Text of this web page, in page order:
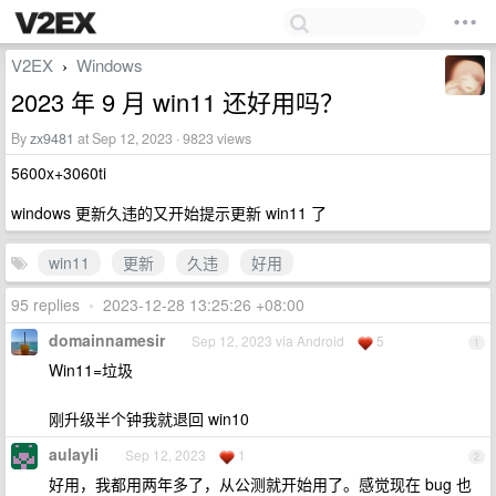
V2EX › Windows
2023 年 9 月 win11 还好用吗？
Byzx9481 at Sep 12, 2023 · 9823 views
5600x+3060ti
windows 更新久违的又开始提示更新 win11 了
win11 更新 久违
好用
95 replies • 2023-12-28 13:25:26 +08:00
1
domainnamesir Sep 12, 2023 via Android 5
Win11=垃圾
刚升级半个钟我就退回 win10
2
aulayli Sep 12, 2023 1
好用，我都用两年多了，从公测就开始用了。感觉现在 bug 也